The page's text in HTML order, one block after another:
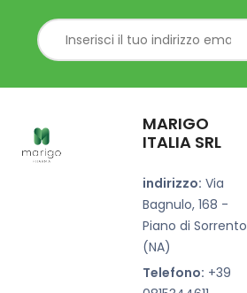
MARIGO
ITALIA SRL
indirizzo: Via
Bagnulo, 168 -
Piano di Sorrento
(NA)
Telefono: +39